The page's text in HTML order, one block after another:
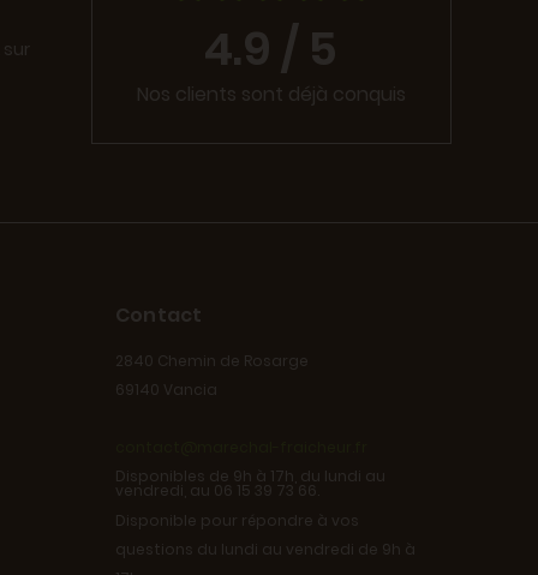
4.9 / 5
Nos clients sont déjà conquis
Contact
2840 Chemin de Rosarge
69140 Vancia
Disponibles de 9h à 17h, du lundi au
vendredi, au 06 15 39 73 66.
Disponible pour répondre à vos
questions du lundi au vendredi de 9h à